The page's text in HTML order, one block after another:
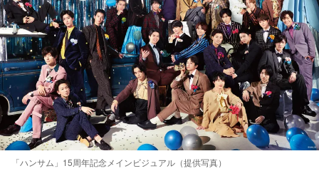
「ハンサム」15周年記念メインビジュアル（提供写真）